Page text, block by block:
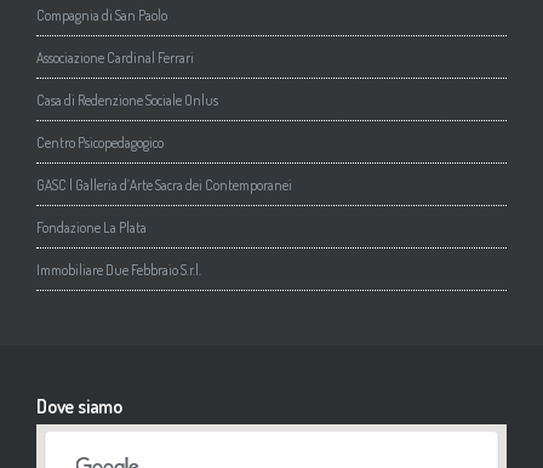
Compagnia di San Paolo
Associazione Cardinal Ferrari
Casa di Redenzione Sociale Onlus
Centro Psicopedagogico
GASC | Galleria d’Arte Sacra dei Contemporanei
Fondazione La Plata
Immobiliare Due Febbraio S.r.l.
Dove siamo